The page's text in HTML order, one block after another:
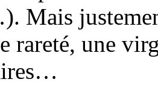
Mais
rareté, une